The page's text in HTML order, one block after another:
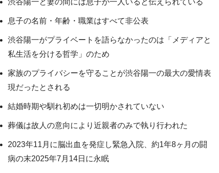
渋谷陽一と妻の間には息子が一人いると伝えられている
息子の名前・年齢・職業はすべて非公表
渋谷陽一がプライベートを語らなかったのは「メディアと
私生活を分ける哲学」のため
家族のプライバシーを守ることが渋谷陽一の最大の愛情表
現だったとされる
結婚時期や馴れ初めは一切明かされていない
葬儀は故人の意向により近親者のみで執り行われた
2023年11月に脳出血を発症し緊急入院、約1年8ヶ月の闘
病の末2025年7月14日に永眠